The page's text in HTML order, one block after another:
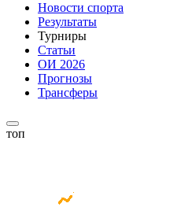
Новости спорта
Результаты
Турниры
Статьи
ОИ 2026
Прогнозы
Трансферы
топ